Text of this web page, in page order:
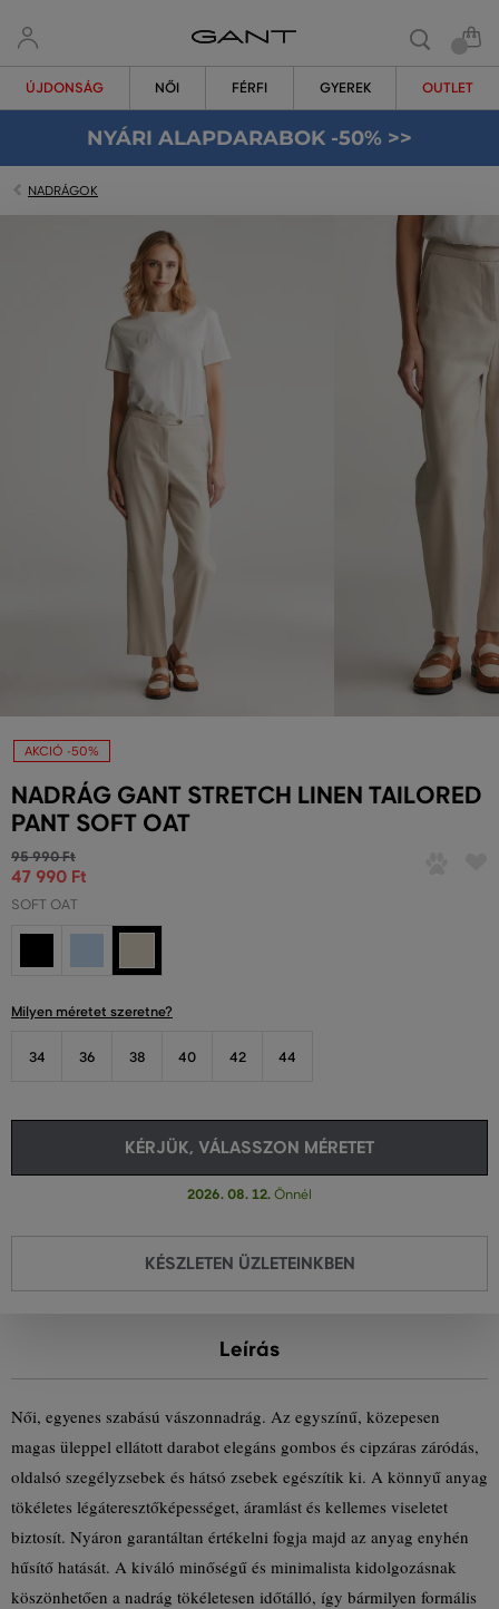
ÚJDONSÁG NŐI FÉRFI GYEREK OUTLET
NYÁRI ALAPDARABOK -50% >>
NADRÁGOK
AKCIÓ -50%
NADRÁG GANT STRETCH LINEN TAILORED
PANT SOFT OAT
95 990 Ft
47 990 Ft
SOFT OAT
Milyen méretet szeretne?
34 36 38 40 42 44
KÉRJÜK, VÁLASSZON MÉRETET
2026. 08. 12. Önnél
KÉSZLETEN ÜZLETEINKBEN
Leírás
Női, egyenes szabású vászonnadrág. Az egyszínű, közepesen
magas üleppel ellátott darabot elegáns gombos és cipzáras záródás,
oldalsó szegélyzsebek és hátsó zsebek egészítik ki. A könnyű anyag
tökéletes légáteresztőképességet, áramlást és kellemes viseletet
biztosít. Nyáron garantáltan értékelni fogja majd az anyag enyhén
hűsítő hatását. A kiváló minőségű és minimalista kidolgozásnak
köszönhetően a nadrág tökéletesen időtálló, így bármilyen formális